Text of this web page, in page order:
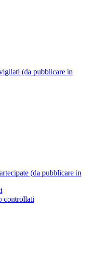
(da pubblicare in
(da pubblicare in
controllati